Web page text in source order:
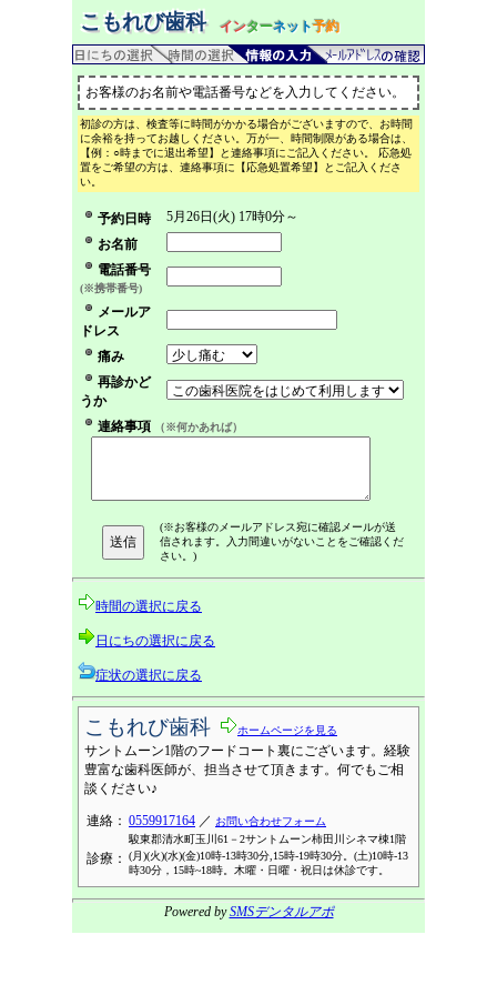
こもれび歯科 インターネット予約
お客様のお名前や電話番号などを入力してください。
初診の方は、検査等に時間がかかる場合がございますので、お時間
に余裕を持ってお越しください。万が一、時間制限がある場合は、
【例：○時までに退出希望】と連絡事項にご記入ください。 応急処
置をご希望の方は、連絡事項に【応急処置希望】とご記入くださ
い。
予約日時
5月26日(火) 17時0分～
お名前
電話番号
(※携帯番号)
メールア
ドレス
痛み
再診かど
うか
連絡事項
（※何かあれば）
(※お客様のメールアドレス宛に確認メールが送
信されます。入力間違いがないことをご確認くだ
さい。)
時間の選択に戻る
日にちの選択に戻る
症状の選択に戻る
こもれび歯科 ホームページを見る
サントムーン1階のフードコート裏にございます。経験
豊富な歯科医師が、担当させて頂きます。何でもご相
談ください♪
連絡： 0559917164 ／ お問い合わせフォーム
駿東郡清水町玉川61－2サントムーン柿田川シネマ棟1階
診療：
(月)(火)(水)(金)10時-13時30分,15時-19時30分。(土)10時-13
時30分，15時~18時。木曜・日曜・祝日は休診です。
Powered bySMSデンタルアポ